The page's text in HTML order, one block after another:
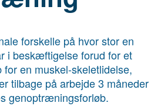
forskelle på hvor stor en
i beskæftigelse forud for et
en muskel-skeletlidelse,
tilbage på arbejde 3 måneder
genoptræningsforløb.